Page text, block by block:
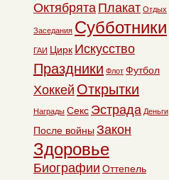
Октябрята Плакат Отдых
Заседания Субботники
ГАИ Цирк Искусство
Праздники Флот Футбол
Хоккей Открытки
Награды Секс Эстрада Деньги
После войны Закон
Здоровье
Биографии Оттепель